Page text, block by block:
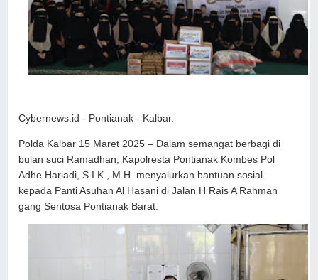
Cybernews.id - Pontianak - Kalbar.
Polda Kalbar 15 Maret 2025 – Dalam semangat berbagi di
bulan suci Ramadhan, Kapolresta Pontianak Kombes Pol
Adhe Hariadi, S.I.K., M.H. menyalurkan bantuan sosial
kepada Panti Asuhan Al Hasani di Jalan H Rais A Rahman
gang Sentosa Pontianak Barat.